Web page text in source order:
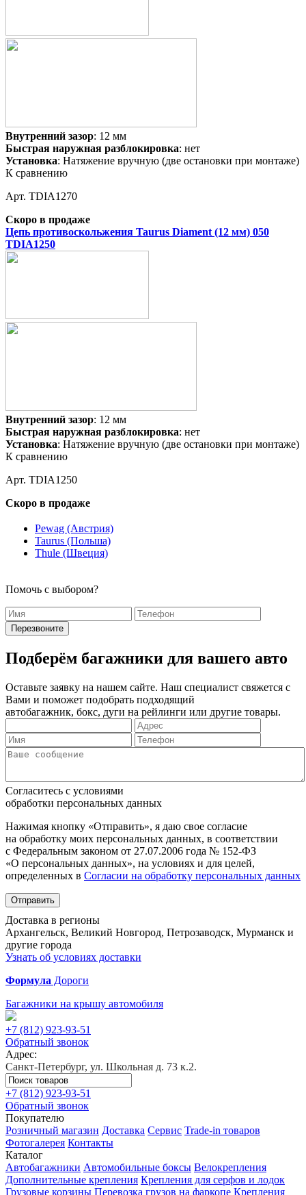
Внутренний зазор: 12 мм
Быстрая наружная разблокировка: нет
Установка: Натяжение вручную (две остановки при монтаже)
К сравнению
Арт. TDIA1270
Скоро в продаже
Цепь противоскольжения Taurus Diament (12 мм) 050
TDIA1250
Внутренний зазор: 12 мм
Быстрая наружная разблокировка: нет
Установка: Натяжение вручную (две остановки при монтаже)
К сравнению
Арт. TDIA1250
Скоро в продаже
Pewag (Австрия)
Taurus (Польша)
Thule (Швеция)
Помочь с выбором?
Подберём багажники для вашего авто
Оставьте заявку на нашем сайте. Наш специалист свяжется с
Вами и поможет подобрать подходящий
автобагажник, бокс, дуги на рейлинги или другие товары.
Согласитесь с условиями
обработки персональных данных
Нажимая кнопку «Отправить», я даю свое согласие
на обработку моих персональных данных, в соответствии
с Федеральным законом от 27.07.2006 года № 152-ФЗ
«О персональных данных», на условиях и для целей,
определенных в Согласии на обработку персональных данных
Отправить
Доставка в регионы
Архангельск, Великий Новгород, Петрозаводск, Мурманск и
другие города
Узнать об условиях доставки
Формула Дороги
Багажники на крышу автомобиля
+7 (812) 923-93-51
Обратный звонок
Адрес:
Санкт-Петербург, ул. Школьная д. 73 к.2.
+7 (812) 923-93-51
Обратный звонок
Покупателю
Розничный магазин Доставка Сервис Trade-in товаров
Фотогалерея Контакты
Каталог
Автобагажники Автомобильные боксы Велокрепления
Дополнительные крепления Крепления для серфов и лодок
Грузовые корзины Перевозка грузов на фаркопе Крепления